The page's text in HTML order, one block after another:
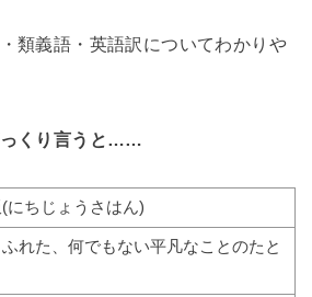
類義語・英語訳についてわかりや
くり言うと……
(にちじょうさはん)
れた、何でもない平凡なことのたと